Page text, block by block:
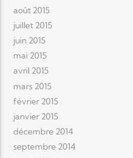
août 2015
juillet 2015
juin 2015
mai 2015
avril 2015
mars 2015
février 2015
janvier 2015
décembre 2014
septembre 2014